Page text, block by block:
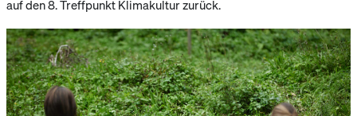
auf den 8. Treffpunkt Klimakultur zurück.